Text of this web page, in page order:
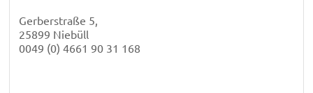
Gerberstraße 5,
25899 Niebüll
0049 (0) 4661 90 31 168